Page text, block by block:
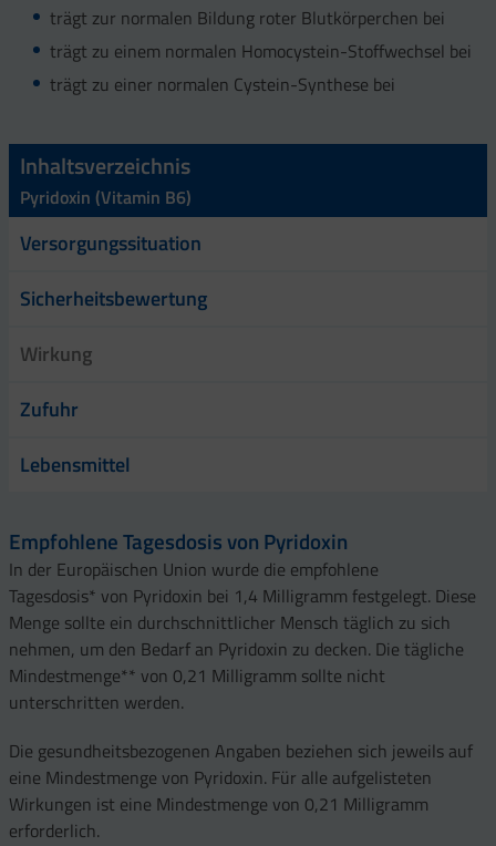
trägt zur normalen Bildung roter Blutkörperchen bei
trägt zu einem normalen Homocystein-Stoffwechsel bei
trägt zu einer normalen Cystein-Synthese bei
Inhaltsverzeichnis
Pyridoxin (Vitamin B6)
Versorgungssituation
Sicherheitsbewertung
Wirkung
Zufuhr
Lebensmittel
Empfohlene Tagesdosis von Pyridoxin
In der Europäischen Union wurde die empfohlene
Tagesdosis* von Pyridoxin bei 1,4 Milligramm festgelegt. Diese
Menge sollte ein durchschnittlicher Mensch täglich zu sich
nehmen, um den Bedarf an Pyridoxin zu decken. Die tägliche
Mindestmenge** von 0,21 Milligramm sollte nicht
unterschritten werden.
Die gesundheitsbezogenen Angaben beziehen sich jeweils auf
eine Mindestmenge von Pyridoxin. Für alle aufgelisteten
Wirkungen ist eine Mindestmenge von 0,21 Milligramm
erforderlich.